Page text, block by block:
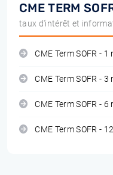
CME TERM
taux d'intérêt et
CME Term SOFR - 1
CME Term SOFR - 3
CME Term SOFR - 6
CME Term SOFR -